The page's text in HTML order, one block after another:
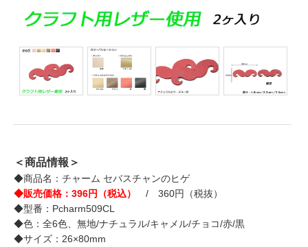
＜商品情報＞
◆商品名：チャーム セバスチャンのヒゲ
◆販売価格：396円（税込）
/ 360円（税抜）
◆型番：Pcharm509CL
◆色：全6色、無地/ナチュラル/キャメル/チョコ/赤/黒
◆サイズ：26×80mm